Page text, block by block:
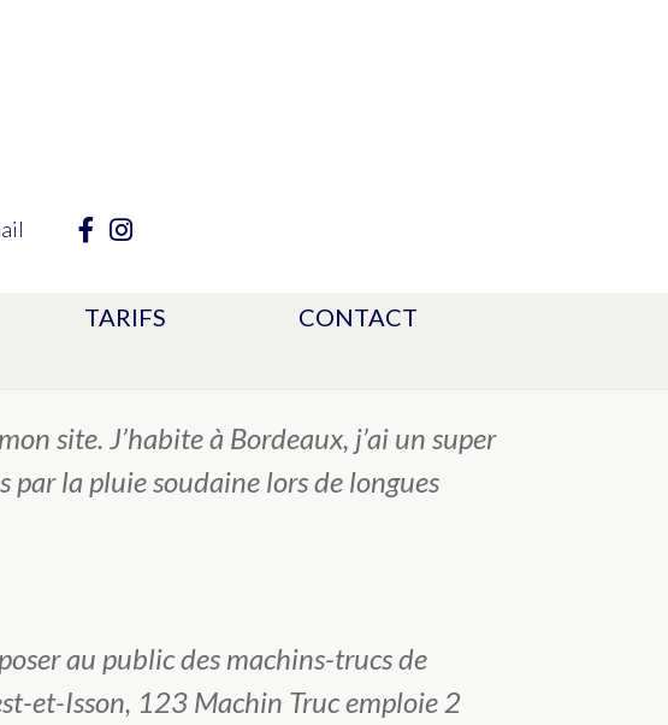
TARIFS
CONTACT
les présente aux visiteurs du site. Cela pourrait
site. J’habite à Bordeaux, j’ai un super
par la pluie soudaine lors de longues
au public des machins-trucs de
et-Isson, 123 Machin Truc emploie 2